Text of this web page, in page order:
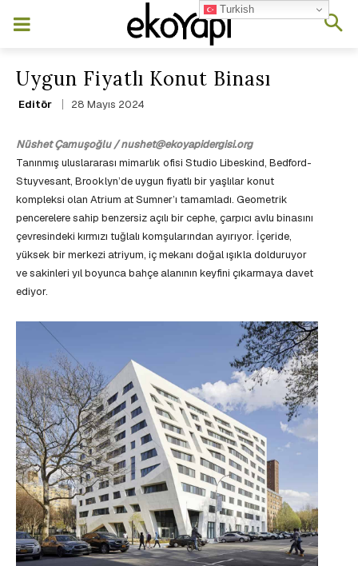
Uygun Fiyatlı Konut Binası
Editör 28 Mayıs 2024
Nüshet Çamuşoğlu / nushet@ekoyapidergisi.org
Tanınmış uluslararası mimarlık ofisi Studio Libeskind, Bedford-
Stuyvesant, Brooklyn’de uygun fiyatlı bir yaşlılar konut
kompleksi olan Atrium at Sumner’ı tamamladı. Geometrik
pencerelere sahip benzersiz açılı bir cephe, çarpıcı avlu binasını
çevresindeki kırmızı tuğlalı komşularından ayırıyor. İçeride,
yüksek bir merkezi atriyum, iç mekanı doğal ışıkla dolduruyor
ve sakinleri yıl boyunca bahçe alanının keyfini çıkarmaya davet
ediyor.
Turkish